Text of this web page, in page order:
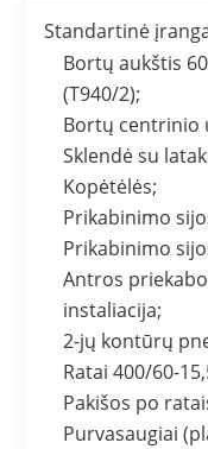
Standartinė
Bortų aukštis
(T940/2);
Bortų centrinio
Sklendė su
Kopėtėlės;
Prikabinimo
Prikabinimo
Antros
instaliacija;
2-jų kontūrų
Ratai 400/60-
Pakišos po
Purvasaugiai